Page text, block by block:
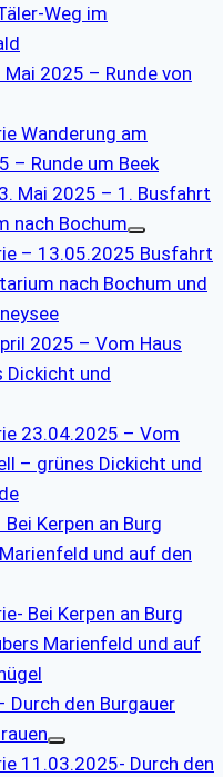
Weg im
2025 – Runde von
Wanderung am
– Runde um Beek
Mai 2025 – 1. Busfahrt
nach Bochum
– 13.05.2025 Busfahrt
nach Bochum und
2025 – Vom Haus
Dickicht und
23.04.2025 – Vom
– grünes Dickicht und
Kerpen an Burg
und auf den
Bei Kerpen an Burg
Marienfeld und auf
Durch den Burgauer
11.03.2025- Durch den